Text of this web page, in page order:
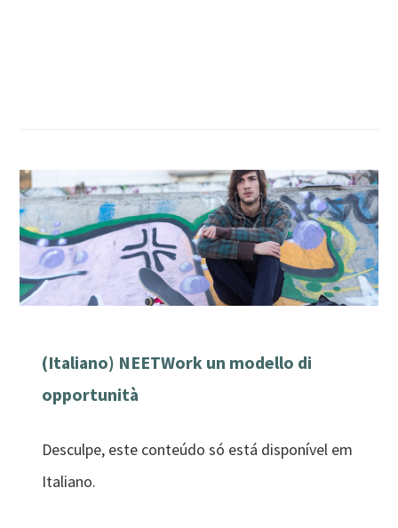
(Italiano) NEETWork un modello di
opportunità
Desculpe, este conteúdo só está disponível em
Italiano.